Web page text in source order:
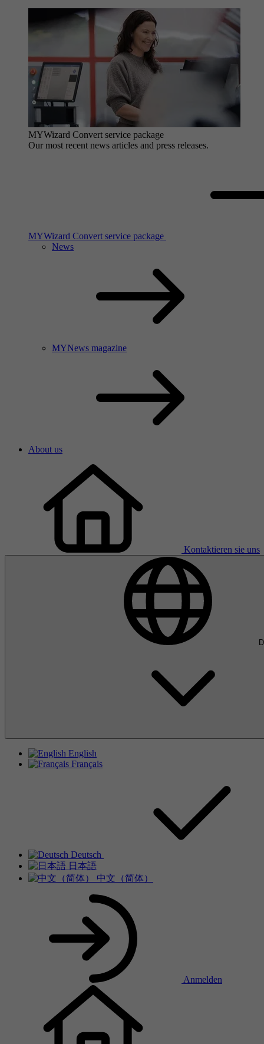
MYWizard Convert service package
Our most recent news articles and press releases.
MYWizard Convert service package
News
MYNews magazine
About us
Kontaktieren sie uns
English
Français
Deutsch
日本語
中文（简体）
Anmelden